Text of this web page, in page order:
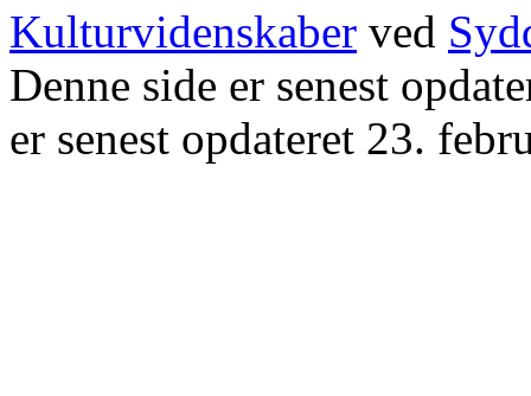
Kulturvidenskaber ved
Denne side er senest
er senest opdateret 23.